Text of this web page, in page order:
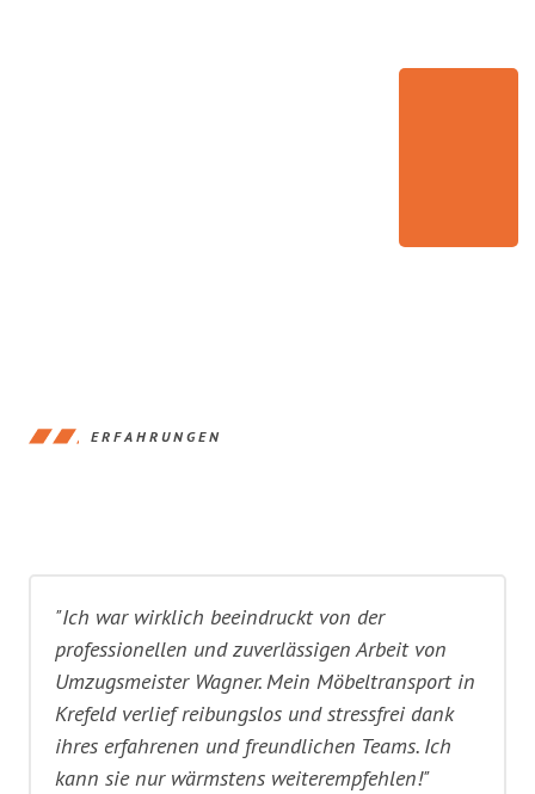
ERFAHRUNGEN
"Ich war wirklich beeindruckt von der
professionellen und zuverlässigen Arbeit von
Umzugsmeister Wagner. Mein Möbeltransport in
Krefeld verlief reibungslos und stressfrei dank
ihres erfahrenen und freundlichen Teams. Ich
kann sie nur wärmstens weiterempfehlen!"